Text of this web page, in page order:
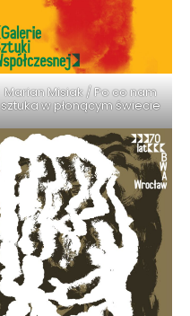
Marian Misiak / Po co nam
sztuka w płonącym świecie